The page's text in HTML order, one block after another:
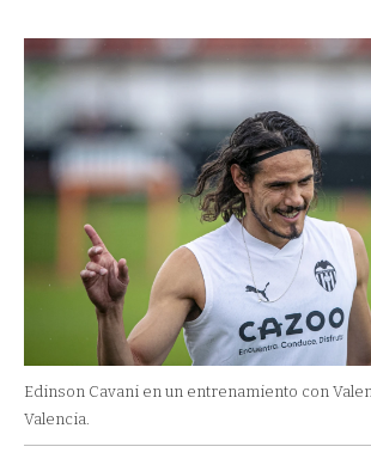
Edinson Cavani en un entrenamiento con
Valencia.